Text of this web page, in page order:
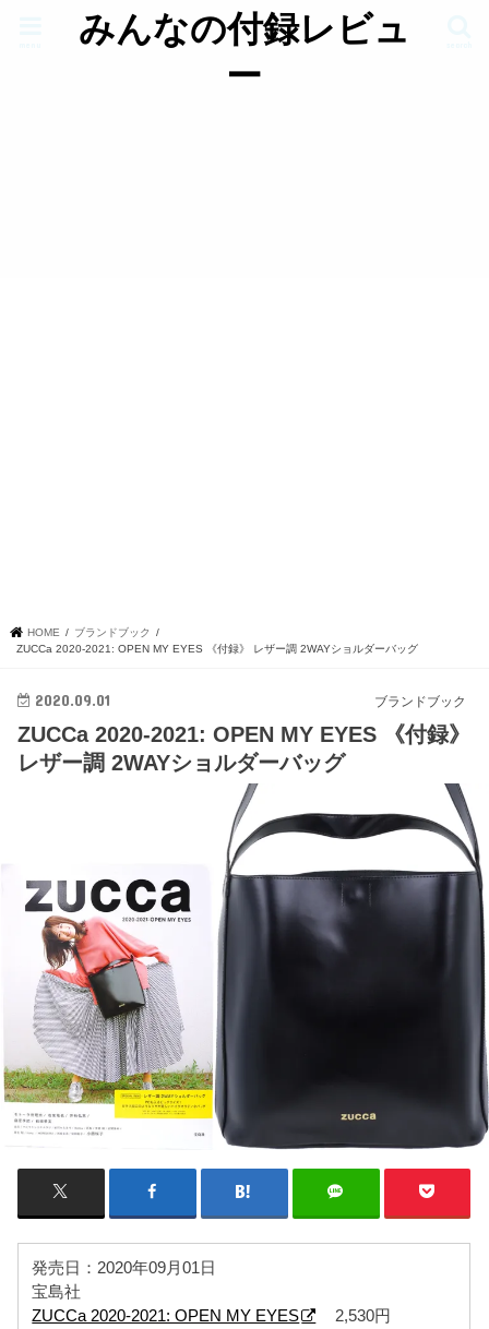
みんなの付録レビュ
ー
HOME
ブランドブック
ZUCCa 2020-2021: OPEN MY EYES 《付録》 レザー調 2WAYショルダーバッグ
ブランドブック
2020.09.01
ZUCCa 2020-2021: OPEN MY EYES 《付録》
レザー調 2WAYショルダーバッグ
発売日：2020年09月01日
宝島社
ZUCCa 2020-2021: OPEN MY EYES
2,530円